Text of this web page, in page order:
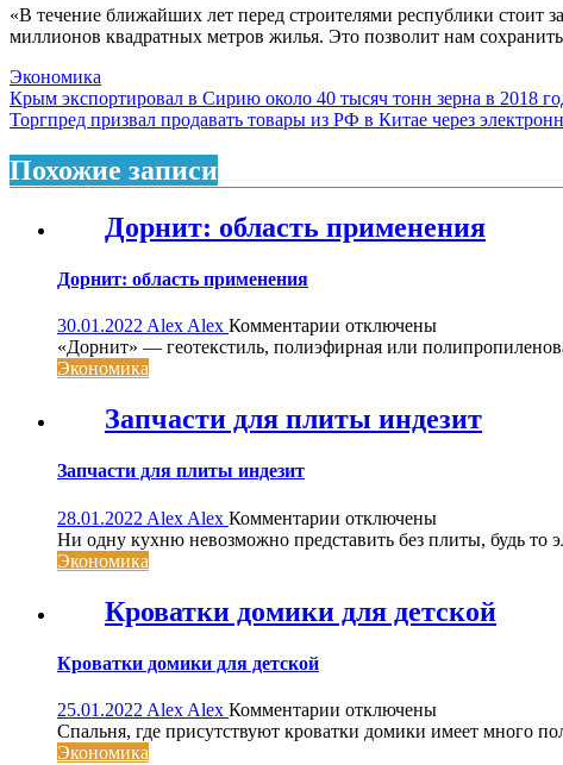
«В течение ближайших лет перед строителями республики стоит
миллионов квадратных метров жилья. Это позволит нам
Экономика
Навигация
по
записям
Крым экспортировал в Сирию около 40 тысяч тонн зерна в 2018
Торгпред призвал продавать товары из РФ в Китае через
Похожие записи
Дорнит: область применения
Дорнит: область применения
30.01.2022 Alex Alex Комментарии к
записи
отключены
«Дорнит» — геотекстиль, полиэфирная или
Экономика
Запчасти для плиты индезит
Запчасти для плиты индезит
28.01.2022 Alex Alex Комментарии к
записи
индезит
отключены
Ни одну кухню невозможно представить без плиты, будь то
Экономика
Кроватки домики для детской
Кроватки домики для детской
25.01.2022 Alex Alex Комментарии к
записи
отключены
Спальня, где присутствуют кроватки домики имеет много
Экономика